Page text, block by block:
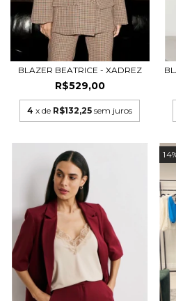
BLAZER BEATRICE - XADREZ
R$529,00
4 x de R$132,25 sem juros
14